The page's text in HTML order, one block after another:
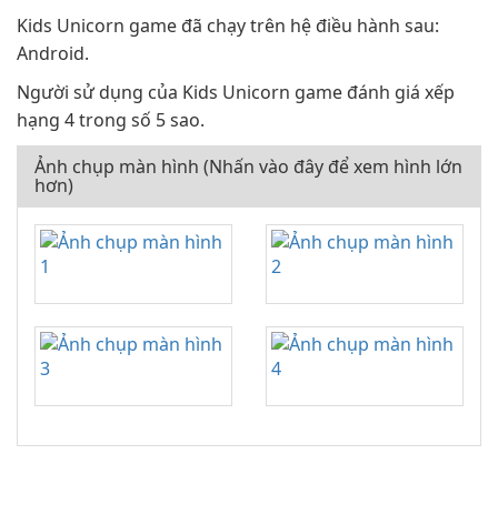
Kids Unicorn game đã chạy trên hệ điều hành sau:
Android.
Người sử dụng của Kids Unicorn game đánh giá xếp
hạng 4 trong số 5 sao.
Ảnh chụp màn hình (Nhấn vào đây để xem hình lớn
hơn)